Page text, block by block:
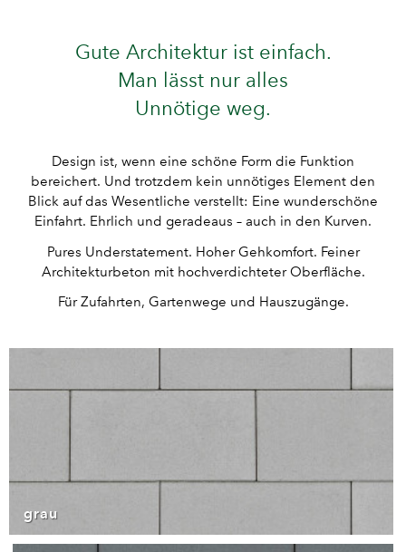
Gute Architektur ist einfach.
Man lässt nur alles
Unnötige weg.
Design ist, wenn eine schöne Form die Funktion
bereichert. Und trotzdem kein unnötiges Element den
Blick auf das Wesentliche verstellt: Eine wunderschöne
Einfahrt. Ehrlich und geradeaus – auch in den Kurven.
Pures Understatement. Hoher Gehkomfort. Feiner
Architekturbeton mit hochverdichteter Oberfläche.
Für Zufahrten, Gartenwege und Hauszugänge.
grau